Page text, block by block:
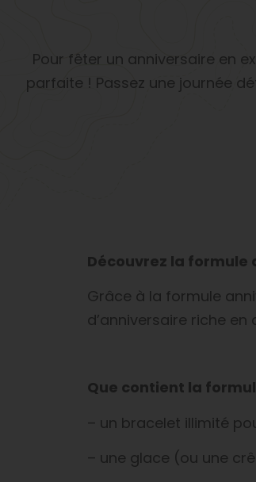
Pour fêter un anniversaire en
parfaite ! Passez une journée
Découvrez la formule
Grâce à la formule
d’anniversaire riche
Que contient la
– un bracelet illimité
– une glace (ou une